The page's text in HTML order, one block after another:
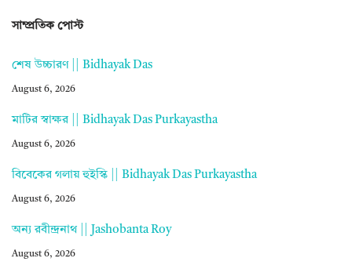
সাম্প্রতিক পোস্ট
শেষ উচ্চারণ || Bidhayak Das
August 6, 2026
মাটির স্বাক্ষর || Bidhayak Das Purkayastha
August 6, 2026
বিবেকের গলায় হুইস্কি || Bidhayak Das Purkayastha
August 6, 2026
অন্য রবীন্দ্রনাথ || Jashobanta Roy
August 6, 2026